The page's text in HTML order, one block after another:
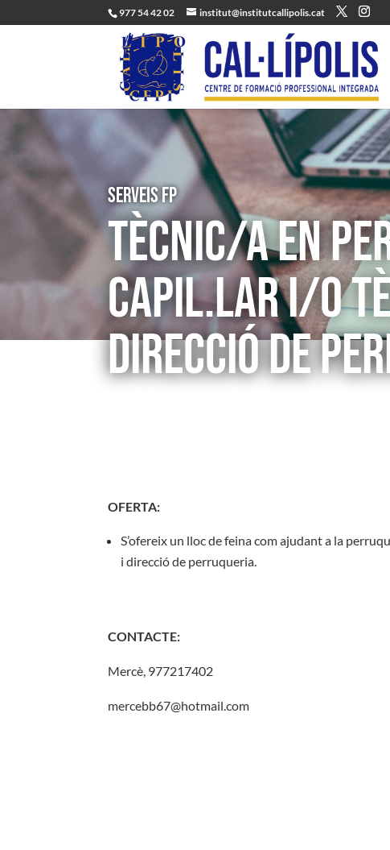
977 54 42 02 institut@institutcallipolis.cat
Serveis FP
TÈCNIC/A EN
CAPIL.LAR I/O
DIRECCIÓ DE
OFERTA:
S’ofereix un lloc de feina com ajudant a la
i direcció de perruqueria.
CONTACTE:
Mercè, 977217402
mercebb67@hotmail.com